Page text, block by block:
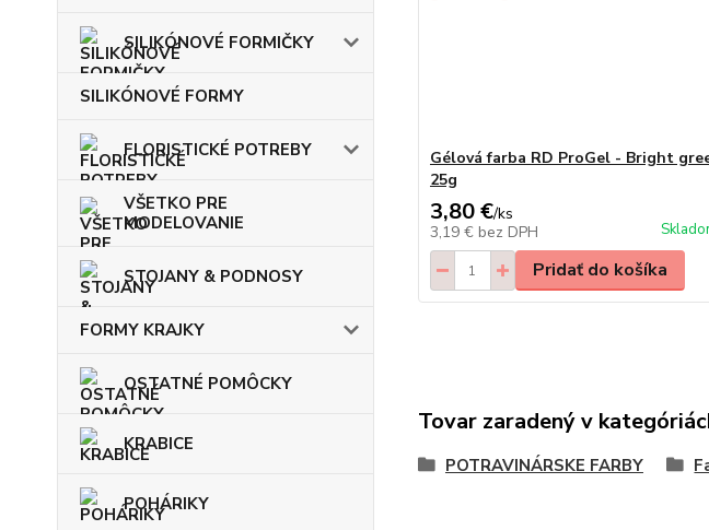
SILIKÓNOVÉ FORMIČKY
SILIKÓNOVÉ FORMY
FLORISTICKÉ POTREBY
VŠETKO PRE
MODELOVANIE
STOJANY & PODNOSY
FORMY KRAJKY
OSTATNÉ POMÔCKY
KRABICE
POHÁRIKY
Gélová farba RD ProGel - Bright
25g
3,80 €/ks
3,19 € bez DPH
Pridať do košíka
Tovar zaradený v
POTRAVINÁRSKE FARBY